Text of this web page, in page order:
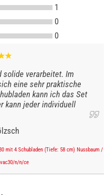
1
0
0
solide verarbeitet. Im
eine sehr praktische
kann ich das Set
kann jeder individuell
mit 4 Schubladen (Tiefe: 58 cm) Nussbaum /
n/n/ce